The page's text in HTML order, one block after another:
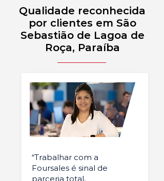
Qualidade reconhecida
por clientes em São
Sebastião de Lagoa de
Roça, Paraíba
“Trabalhar com a
Foursales é sinal de
parceria total,